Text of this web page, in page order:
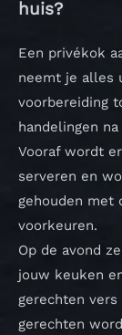
huis?
Een privékok
neemt je alles
voorbereiding
handelingen
Vooraf wordt
serveren en
gehouden met
voorkeuren.
Op de avond
jouw keuken
gerechten
gerechten